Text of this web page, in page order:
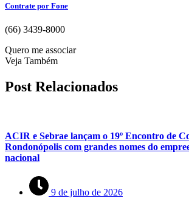
Contrate por Fone
(66) 3439-8000
Quero me associar
Veja Também
Post Relacionados
ACIR e Sebrae lançam o 19º Encontro de
Rondonópolis com grandes nomes do
nacional
9 de julho de 2026